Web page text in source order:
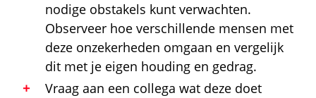
nodige obstakels kunt verwachten.
Observeer hoe verschillende mensen met
deze onzekerheden omgaan en vergelijk
dit met je eigen houding en gedrag.
Vraag aan een collega wat deze doet